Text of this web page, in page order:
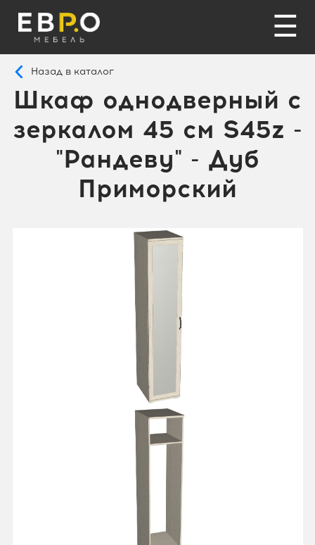
☰
Назад в каталог
Шкаф однодверный с
зеркалом 45 см S45z -
"Рандеву" - Дуб
Приморский